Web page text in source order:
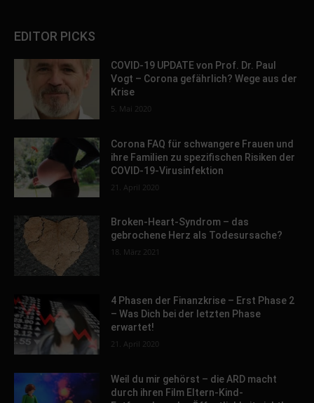
EDITOR PICKS
COVID-19 UPDATE von Prof. Dr. Paul
Vogt – Corona gefährlich? Wege aus der
Krise
5. Mai 2020
Corona FAQ für schwangere Frauen und
ihre Familien zu spezifischen Risiken der
COVID-19-Virusinfektion
21. April 2020
Broken-Heart-Syndrom – das
gebrochene Herz als Todesursache?
18. März 2021
4 Phasen der Finanzkrise – Erst Phase 2
– Was Dich bei der letzten Phase
erwartet!
21. April 2020
Weil du mir gehörst – die ARD macht
durch ihren Film Eltern-Kind-